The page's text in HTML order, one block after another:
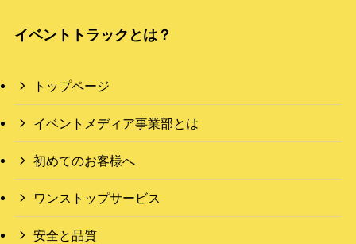
イベントトラックとは？
トップページ
イベントメディア事業部とは
初めてのお客様へ
ワンストップサービス
安全と品質